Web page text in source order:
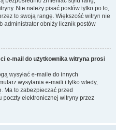
Nie należy pisać postów tylko po to,
to swoją rangę. Większość witryn nie
administrator obniży licznik postów
e-mail do użytkownika witryna prosi
wysyłać e-maile do innych
wysyłania e-maili i tylko wtedy,
Ma to zabezpieczać przed
poczty elektronicznej witryny przez